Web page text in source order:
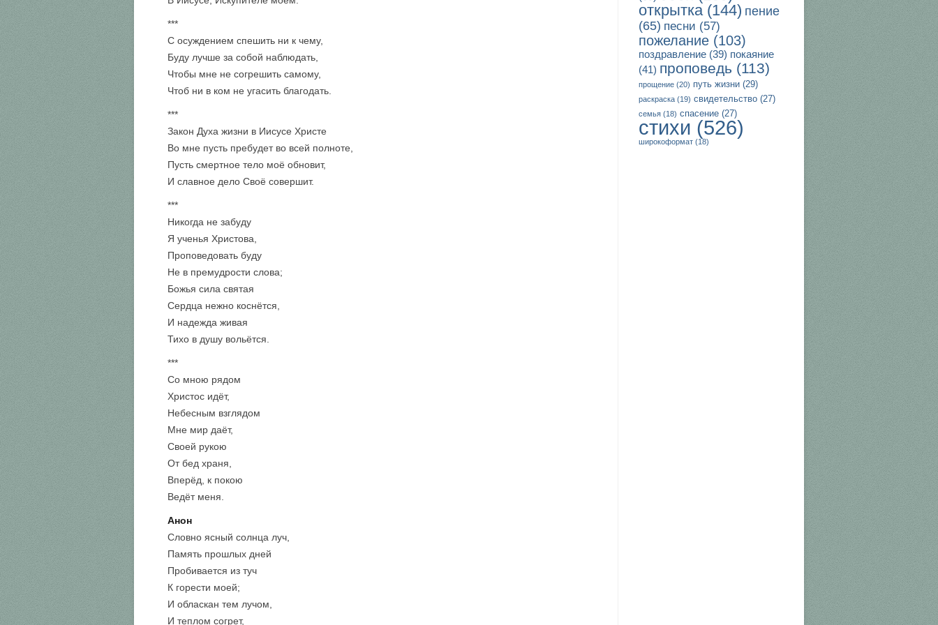
***
С осуждением спешить ни к чему,
Буду лучше за собой наблюдать,
Чтобы мне не согрешить самому,
Чтоб ни в ком не угасить благодать.
***
Закон Духа жизни в Иисусе Христе
Во мне пусть пребудет во всей полноте,
Пусть смертное тело моё обновит,
И славное дело Своё совершит.
***
Никогда не забуду
Я ученья Христова,
Проповедовать буду
Не в премудрости слова;
Божья сила святая
Сердца нежно коснётся,
И надежда живая
Тихо в душу вольётся.
***
Со мною рядом
Христос идёт,
Небесным взглядом
Мне мир даёт,
Своей рукою
От бед храня,
Вперёд, к покою
Ведёт меня.
Анон
Словно ясный солнца луч,
Память прошлых дней
Пробивается из туч
К горести моей;
И обласкан тем лучом,
И теплом согрет,
открытка(144) пение
(65) песни (57)
пожелание (103)
поздравление (39) покаяние
(41) проповедь (113)
прощение (20) путь жизни (29)
раскраска (19) свидетельство (27)
семья (18) спасение (27)
стихи (526)
широкоформат (18)